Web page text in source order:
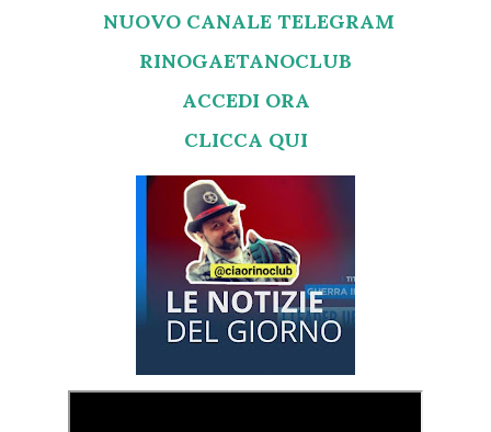
NUOVO CANALE TELEGRAM
RINOGAETANOCLUB
ACCEDI ORA
CLICCA QUI